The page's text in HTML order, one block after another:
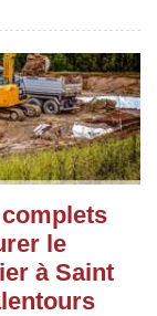
le
à Saint